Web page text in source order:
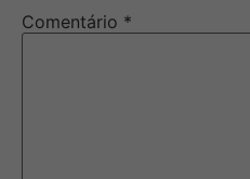
Comentário *